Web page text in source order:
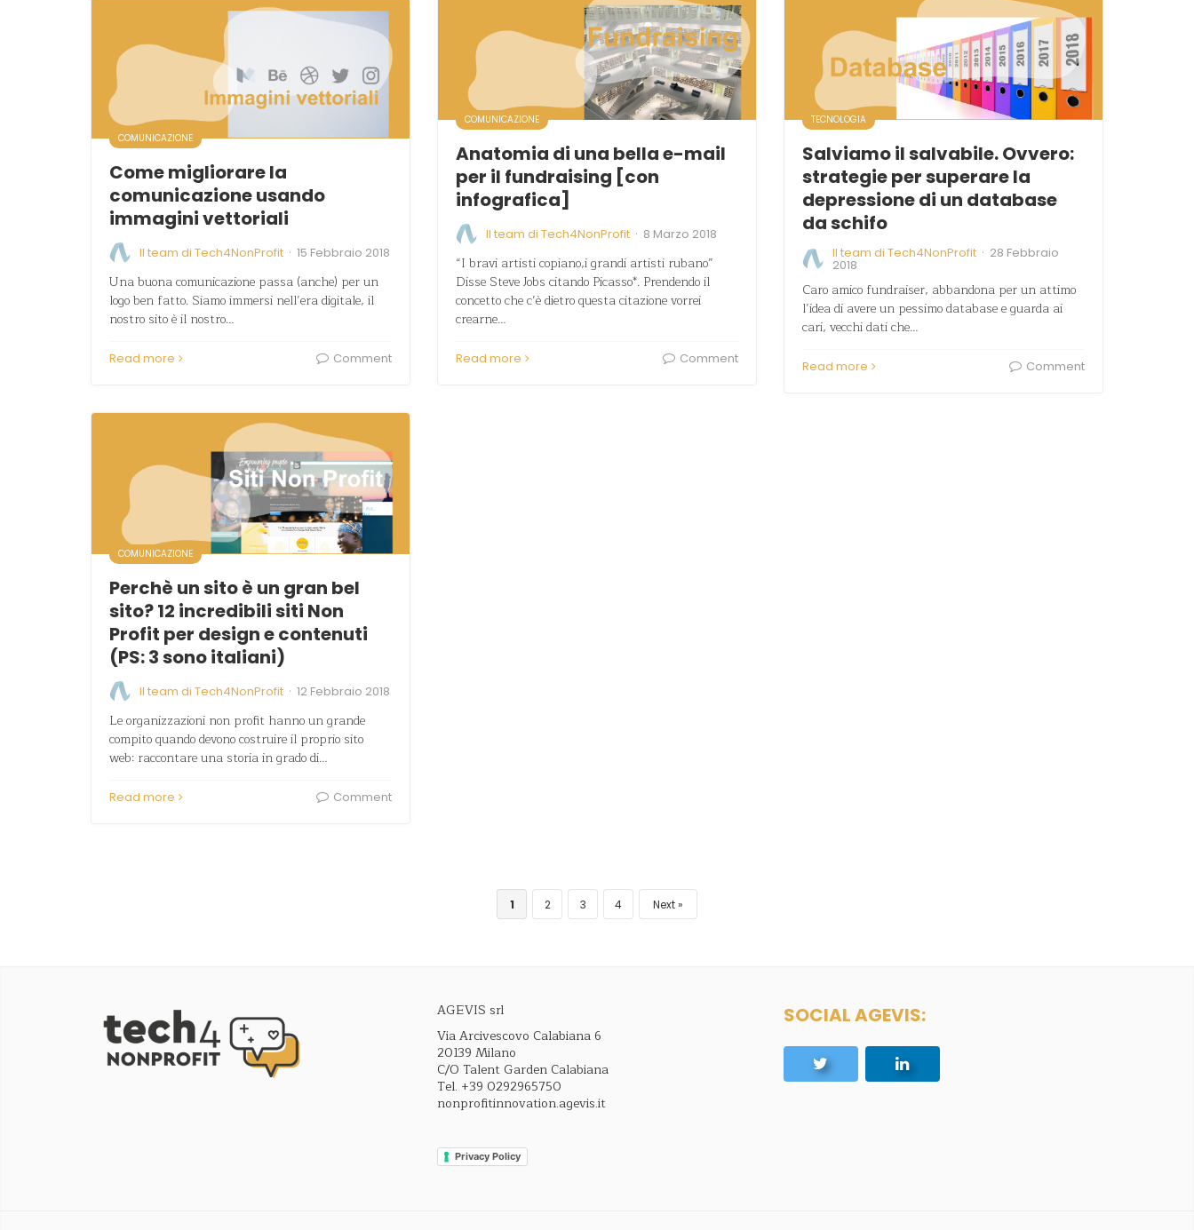
COMUNICAZIONE
Anatomia di una bella e-mail
per il fundraising [con
infografica]
Il team di Tech4NonProfit · 8 Marzo 2018
“I bravi artisti copiano,i grandi artisti rubano”
Disse Steve Jobs citando Picasso*. Prendendo il
concetto che c’è dietro questa citazione vorrei
crearne…
Read more Comment
TECNOLOGIA
Salviamo il salvabile. Ovvero:
strategie per superare la
depressione di un database
da schifo
Il team di Tech4NonProfit · 28 Febbraio
2018
Caro amico fundraiser, abbandona per un attimo
l’idea di avere un pessimo database e guarda ai
cari, vecchi dati che…
Read more Comment
COMUNICAZIONE
Come migliorare la
comunicazione usando
immagini vettoriali
Il team di Tech4NonProfit · 15 Febbraio 2018
Una buona comunicazione passa (anche) per un
logo ben fatto. Siamo immersi nell’era digitale, il
nostro sito è il nostro…
Read more Comment
COMUNICAZIONE
Perchè un sito è un gran bel
sito? 12 incredibili siti Non
Profit per design e contenuti
(PS: 3 sono italiani)
Il team di Tech4NonProfit · 12 Febbraio 2018
Le organizzazioni non profit hanno un grande
compito quando devono costruire il proprio sito
web: raccontare una storia in grado di…
Read more Comment
1 2 3 4 Next
AGEVIS srl
Via Arcivescovo Calabiana 6
20139 Milano
C/O Talent Garden Calabiana
Tel. +39 0292965750
nonprofitinnovation.agevis.it
Privacy Policy
SOCIAL AGEVIS: